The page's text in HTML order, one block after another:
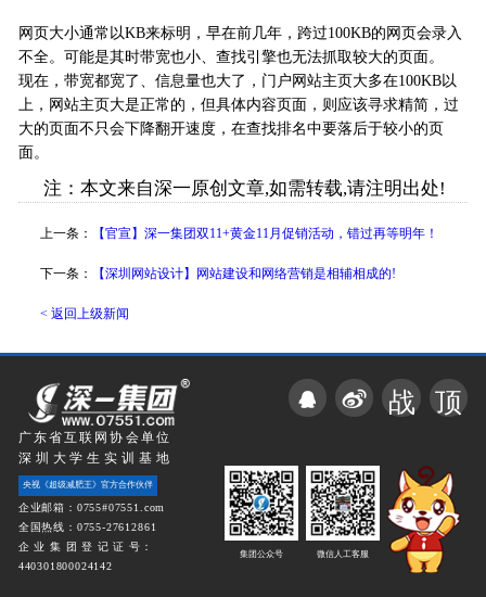
网页大小通常以KB来标明，早在前几年，跨过100KB的网页会录入
不全。可能是其时带宽也小、查找引擎也无法抓取较大的页面。
现在，带宽都宽了、信息量也大了，门户网站主页大多在100KB以
上，网站主页大是正常的，但具体内容页面，则应该寻求精简，过
大的页面不只会下降翻开速度，在查找排名中要落后于较小的页
面。
注：本文来自深一原创文章,如需转载,请注明出处!
上一条： 【官宣】深一集团双11+黄金11月促销活动，错过再等明年！
下一条： 【深圳网站设计】网站建设和网络营销是相辅相成的!
< 返回上级新闻
广东省互联网协会单位
深圳大学生实训基地
央视《超级减肥王》官方合作伙伴
企业邮箱：0755#07551.com
全国热线：0755-27612861
企 业 集 团 登 记 证 号：
440301800024142
战 顶
集团公众号 微信人工客服